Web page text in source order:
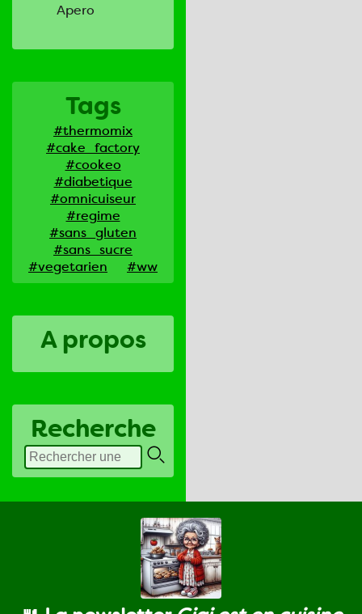
Apero
Tags
#thermomix
#cake_factory
#cookeo
#diabetique
#omnicuiseur
#regime
#sans_gluten
#sans_sucre
#vegetarien
#ww
A propos
Recherche